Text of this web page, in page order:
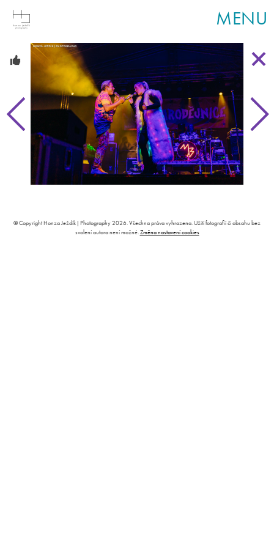
MENU
© Copyright Honza Ježdík | Photography 2026. Všechna práva vyhrazena. Užití fotografií či obsahu bez
svolení autora není možné.Změna nastavení cookies